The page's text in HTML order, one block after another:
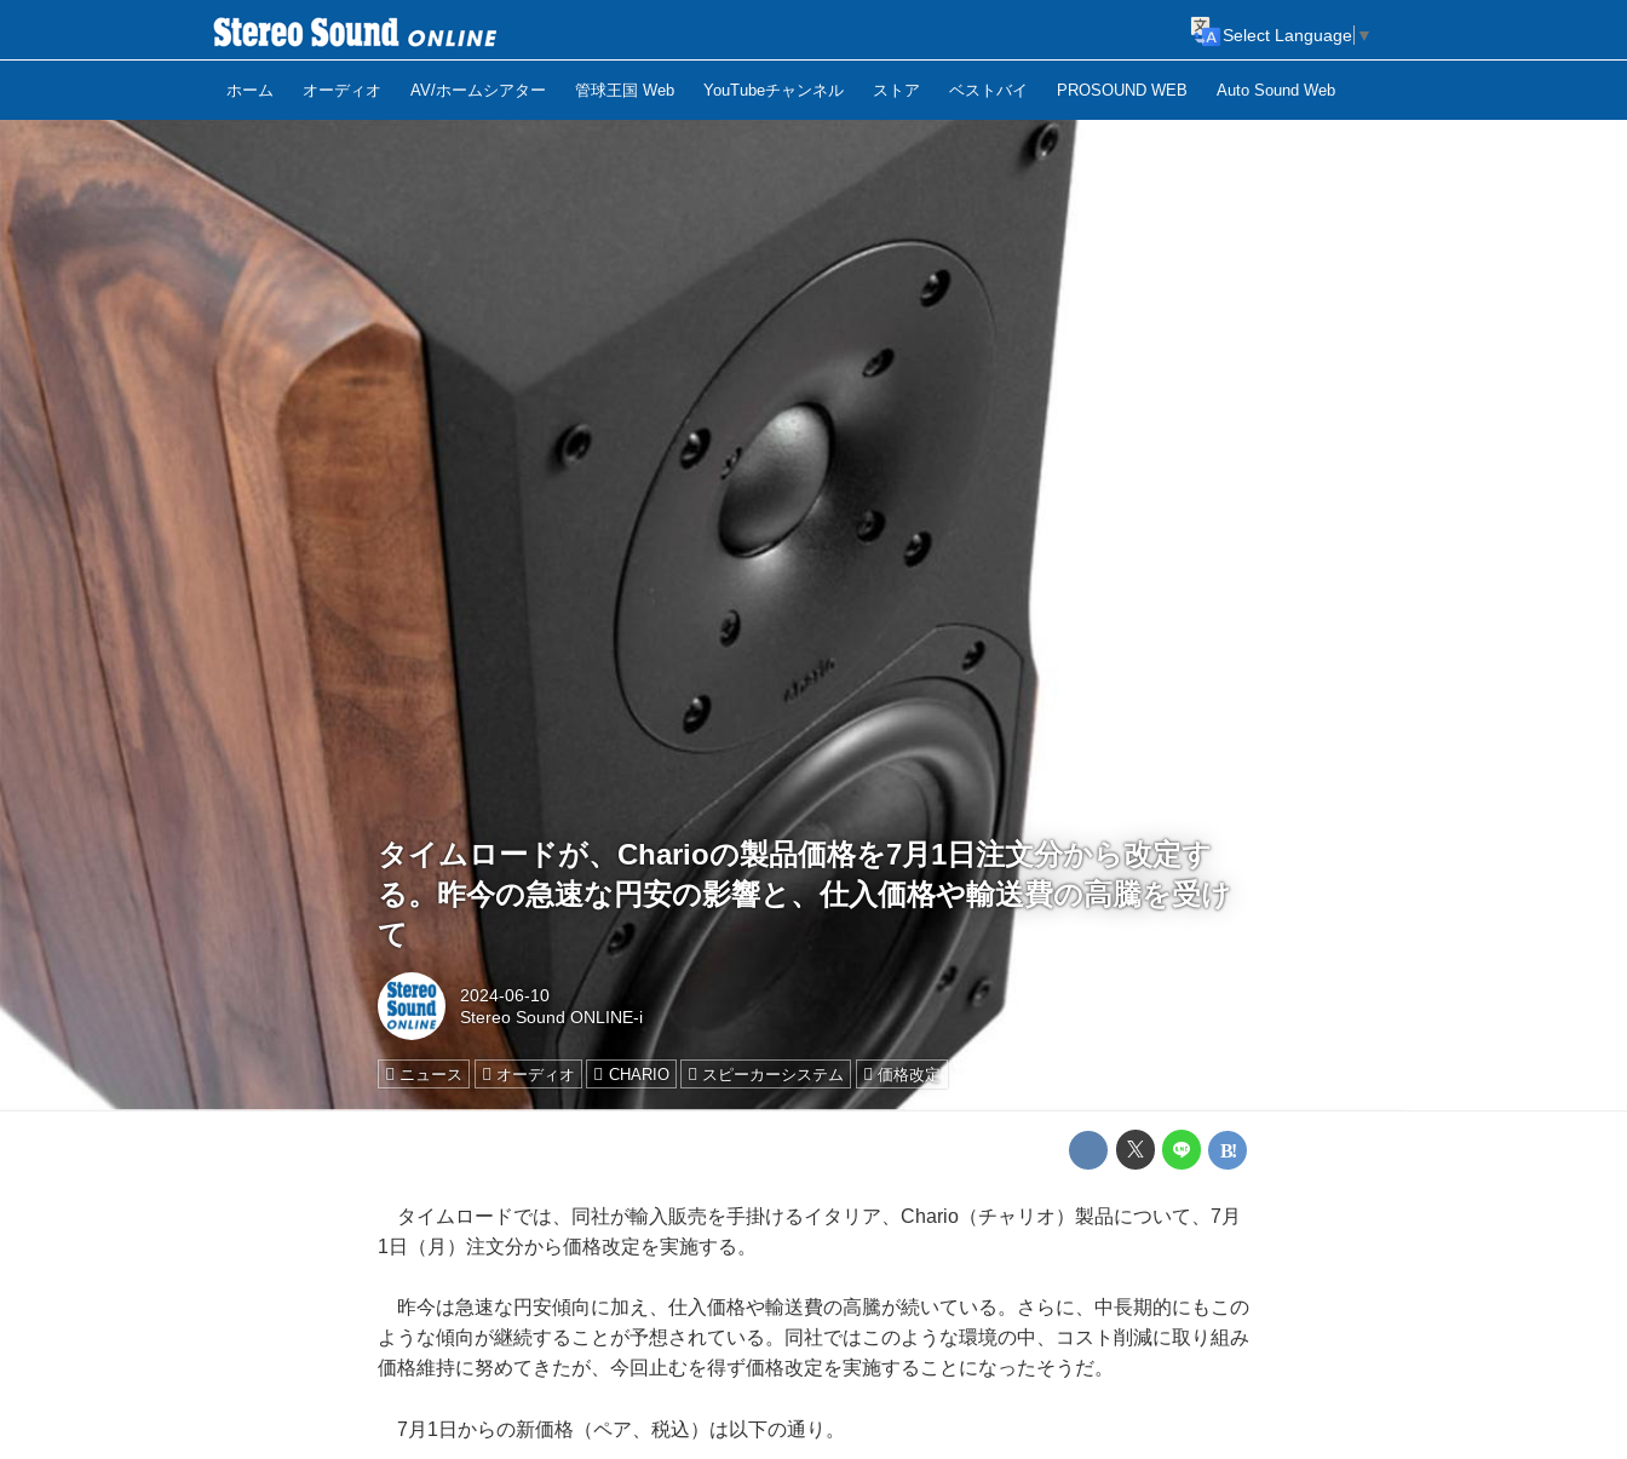
ホーム オーディオ AV/ホームシアター 管球王国 Web YouTubeチャンネル ストア ベストバイ PROSOUND WEB Auto Sound Web
Select Language ▼
タイムロードが、Charioの製品価格を7月1日注文分から改定す
る。昨今の急速な円安の影響と、仕入価格や輸送費の高騰を受け
て
2024-06-10
Stereo Sound ONLINE-i
ニュース オーディオ CHARIO スピーカーシステム 価格改定
タイムロードでは、同社が輸入販売を手掛けるイタリア、Chario（チャリオ）製品について、7月
1日（月）注文分から価格改定を実施する。
昨今は急速な円安傾向に加え、仕入価格や輸送費の高騰が続いている。さらに、中長期的にもこの
ような傾向が継続することが予想されている。同社ではこのような環境の中、コスト削減に取り組み
価格維持に努めてきたが、今回止むを得ず価格改定を実施することになったそうだ。
7月1日からの新価格（ペア、税込）は以下の通り。